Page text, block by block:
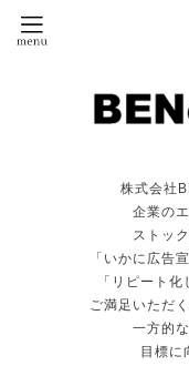
株式会社
企業の
ストッ
「いかに広告
「リピート
ご満足いただ
一方的
目標に